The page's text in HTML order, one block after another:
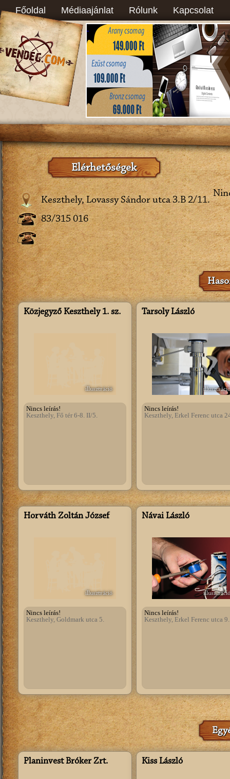
Főoldal Médiaajánlat Rólunk Kapcsolat
Elérhetőségek
Keszthely, Lovassy Sándor utca 3.B 2/11.
83/315 016
Közjegyző Keszthely 1. sz.
illusztráció
Nincs leírás!
Keszthely, Fő tér 6-8. II/5.
Tarsoly László
illusztráció
Nincs leírás!
Keszthely, Erkel Ferenc utca
Horváth Zoltán József
illusztráció
Nincs leírás!
Keszthely, Goldmark utca 5.
Návai László
illusztráció
Nincs leírás!
Keszthely, Erkel Ferenc utca 9.
Planinvest Bróker Zrt. Kiss László